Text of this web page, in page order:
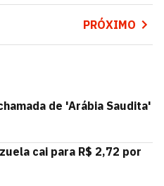
PRÓXIMO
de 'Arábia Saudita'
cai para R$ 2,72 por